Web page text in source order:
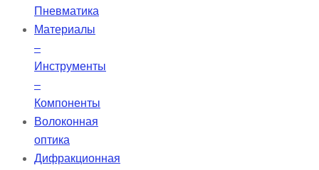
Пневматика
Материалы
–
Инструменты
–
Компоненты
Волоконная
оптика
Дифракционная